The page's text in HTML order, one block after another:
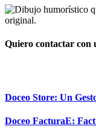
Quiero contactar con
Doceo Store: Un
Doceo FacturaE: